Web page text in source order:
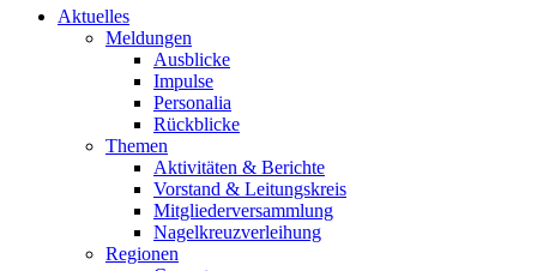
Aktuelles
Meldungen
Ausblicke
Impulse
Personalia
Rückblicke
Themen
Aktivitäten & Berichte
Vorstand & Leitungskreis
Mitgliederversammlung
Nagelkreuzverleihung
Regionen